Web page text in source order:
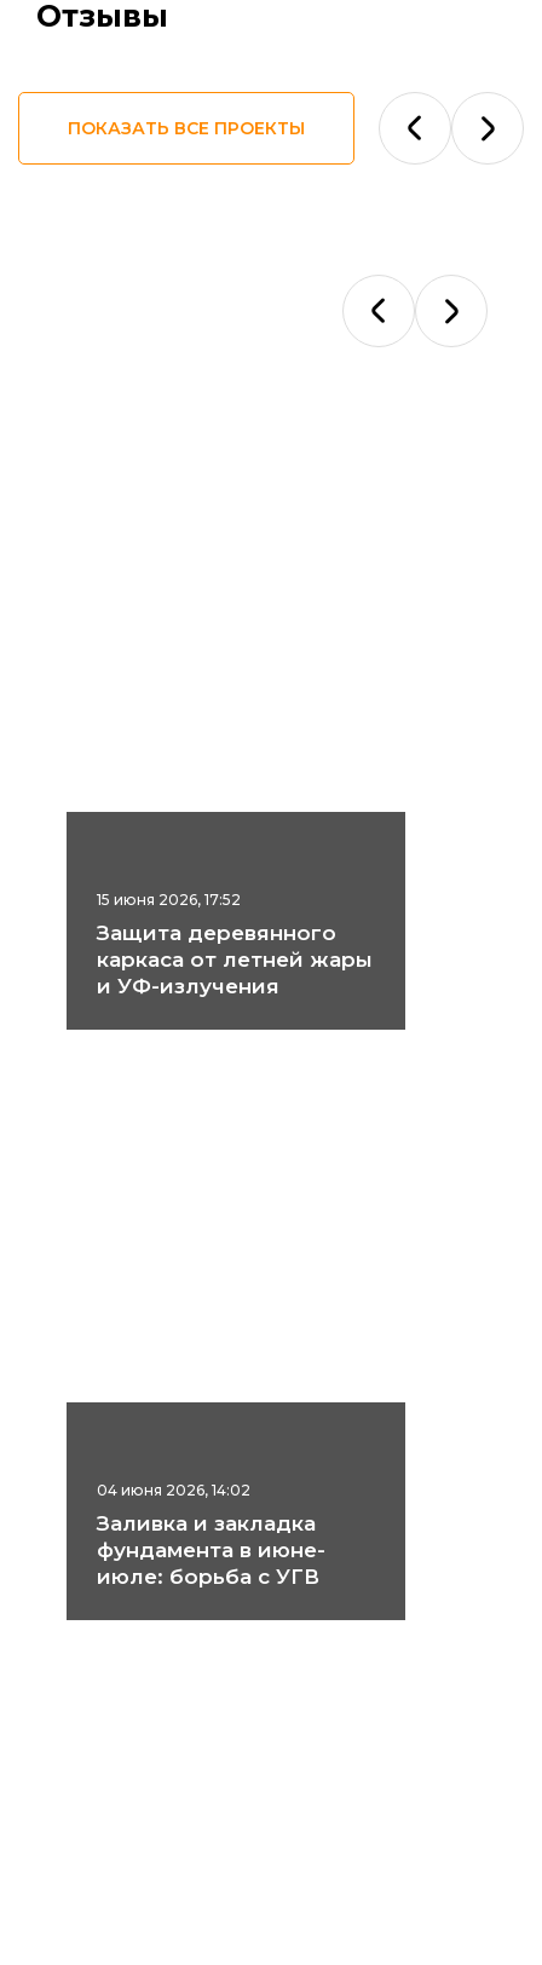
Отзывы
ПОКАЗАТЬ ВСЕ ПРОЕКТЫ
15 июня 2026, 17:52
Защита деревянного
каркаса от летней жары
и УФ-излучения
04 июня 2026, 14:02
Заливка и закладка
фундамента в июне-
июле: борьба с УГВ